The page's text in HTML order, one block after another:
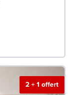
2 + 1 offert